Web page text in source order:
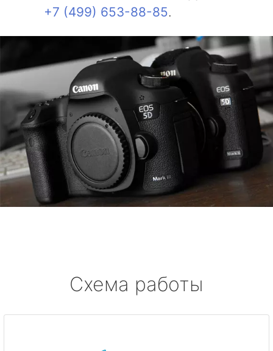
+7 (499) 653-88-85.
Схема работы